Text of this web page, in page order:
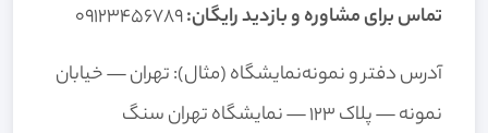
تماس برای مشاوره و بازدید رایگان:۰۹۱۲۳۴۵۶۷۸۹
آدرس دفتر و نمونه‌نمایشگاه (مثال): تهران — خیابان
نمونه — پلاک ۱۲۳ — نمایشگاه تهران سنگ